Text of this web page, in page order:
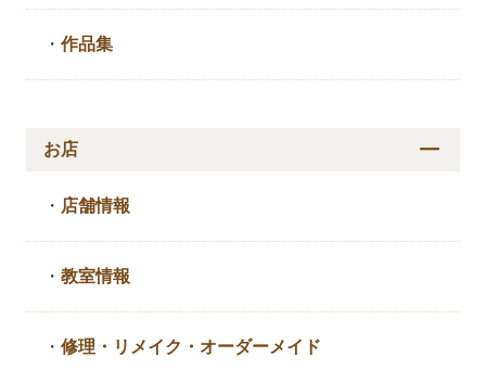
・作品集
お店
・ 店舗情報
・教室情報
・修理・リメイク・ オーダーメイド